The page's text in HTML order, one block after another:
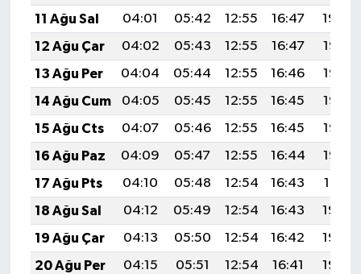
11 Ağu Sal
04:01 05:42 12:55 16:47
19:59
12 Ağu Çar
04:02 05:43 12:55 16:47
19:58
13 Ağu Per
04:04 05:44 12:55 16:46
19:56
14 Ağu Cum
04:05 05:45 12:55 16:45
19:55
15 Ağu Cts
04:07 05:46 12:55 16:45
19:53
16 Ağu Paz
04:09 05:47 12:55 16:44
19:52
17 Ağu Pts
04:10 05:48 12:54 16:43
19:51
18 Ağu Sal
04:12 05:49 12:54 16:43
19:49
19 Ağu Çar
04:13 05:50 12:54 16:42
19:48
20 Ağu Per
04:15 05:51 12:54 16:41
19:46